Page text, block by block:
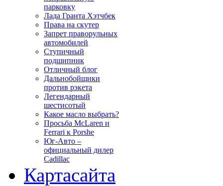
парковку
Лада Гранта Хэтчбек
Права на скутер
Запрет праворульных
автомобилей
Ступичный
подшипник
Отличный блог
Дальнобойщики
против рэкета
Легендарный
шестисотый
Какое масло выбрать?
Просьба McLaren и
Ferrari к Porshe
Юг-Авто –
официальный дилер
Cadillac
Картасайта